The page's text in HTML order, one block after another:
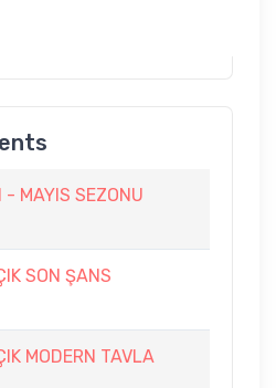
MAYIS SEZONU
SON ŞANS
MODERN TAVLA